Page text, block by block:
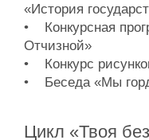
«История
• Конкурсная
Отчизной»
• Конкурс
• Беседа «Мы
Цикл «Твоя